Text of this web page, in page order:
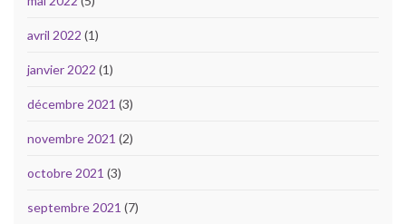
avril 2022 (1)
janvier 2022 (1)
décembre 2021 (3)
novembre 2021 (2)
octobre 2021 (3)
septembre 2021 (7)